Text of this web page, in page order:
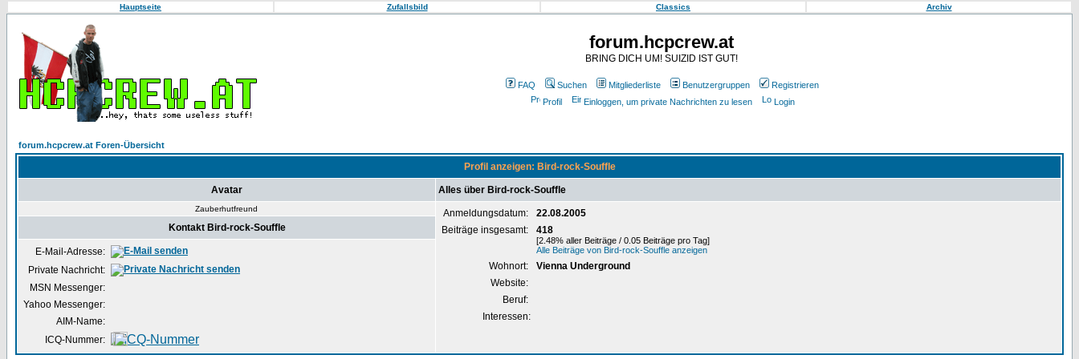
Hauptseite Zufallsbild Classics Archiv
forum.hcpcrew.at
BRING DICH UM! SUIZID IST GUT!
FAQ Suchen Mitgliederliste Benutzergruppen
Registrieren
Profil
Einloggen, um private Nachrichten zu lesen Login
forum.hcpcrew.at Foren-Übersicht
Profil anzeigen: Bird-rock-Souffle
Avatar Alles über Bird-rock-Souffle
Zauberhutfreund Anmeldungsdatum:
22.08.2005
Beiträge insgesamt:
418
[2.48% aller Beiträge / 0.05 Beiträge pro Tag]
Alle Beiträge von Bird-rock-Souffle anzeigen
Wohnort:
Vienna Underground
Website:
Beruf:
Interessen:
Kontakt Bird-rock-Souffle
E-Mail-Adresse:
Private Nachricht:
MSN Messenger:
Yahoo Messenger:
AIM-Name:
ICQ-Nummer: